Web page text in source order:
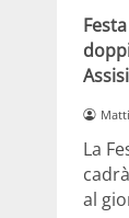
Assisi
La
al